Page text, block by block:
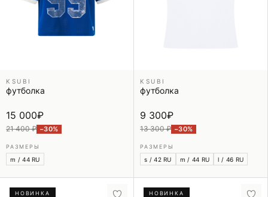
KSUBI
футболка
15 000₽
21 400 ₽ −30%
РАЗМЕРЫ
m / 44 RU
KSUBI
футболка
9 300₽
13 300 ₽ −30%
РАЗМЕРЫ
s / 42 RU m / 44 RU l / 46 RU
НОВИНКА НОВИНКА